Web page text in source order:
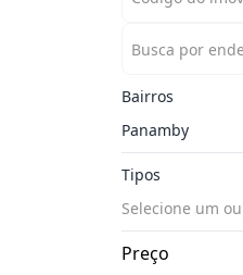
Bairros
Panamby
Tipos
Selecione um
Preço